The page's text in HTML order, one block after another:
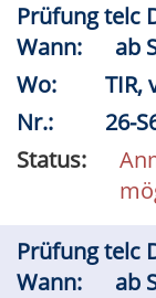
Prüfung telc
Wann:
ab
Wo:
TIR,
Nr.:
26-
Status:
Prüfung telc
Wann:
ab